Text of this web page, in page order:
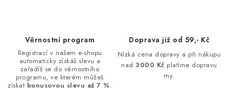
Věrnostní program
Registrací v našem e-shopu
automaticky získáš slevu a
zařadíš se do věrnostního
programu, ve kterém můžeš
získat bonusovou slevu až 7 %.
Doprava již od 59,- Kč
Nízká cena dopravy a při nákupu
nad3000 Kč platíme dopravu
my.